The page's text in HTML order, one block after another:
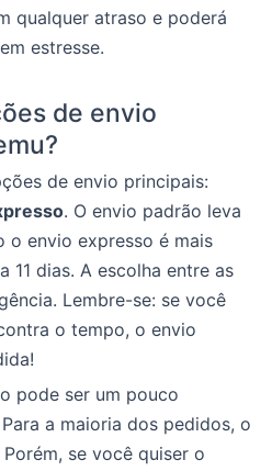
qualquer atraso e poderá
estresse.
de envio
de envio principais:
. O envio padrão leva
o envio expresso é mais
11 dias. A escolha entre as
Lembre-se: se você
o tempo, o envio
pode ser um pouco
a maioria dos pedidos, o
se você quiser o